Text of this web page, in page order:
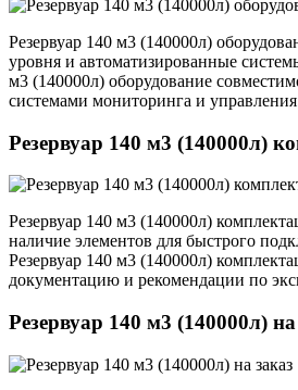
Резервуар 140 м3 (140000л)
уровня и автоматизированные
м3 (140000л) оборудование
системами мониторинга и
Резервуар 140 м3 (140000л)
Резервуар 140 м3 (140000л)
наличие элементов для быстрого
Резервуар 140 м3 (140000л)
документацию и рекомендации по
Резервуар 140 м3 (140000л) на